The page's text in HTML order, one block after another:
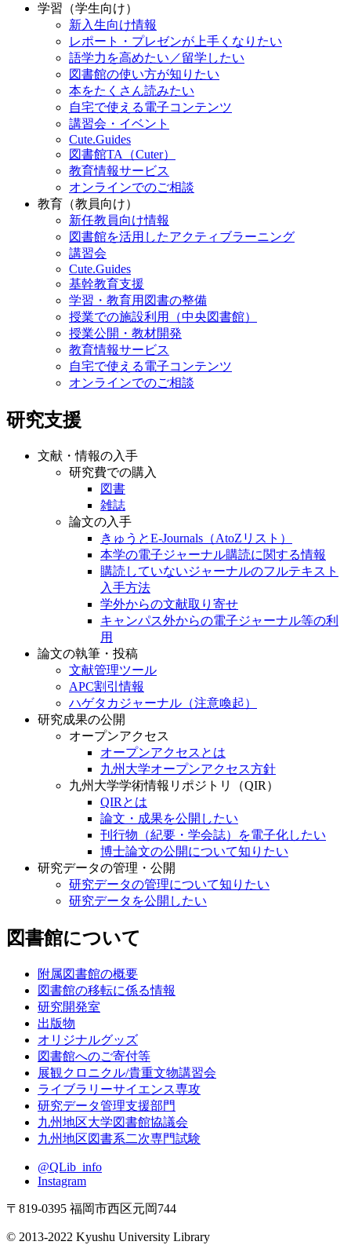
学習（学生向け）
新入生向け情報
レポート・プレゼンが上手くなりたい
語学力を高めたい／留学したい
図書館の使い方が知りたい
本をたくさん読みたい
自宅で使える電子コンテンツ
講習会・イベント
Cute.Guides
図書館TA（Cuter）
教育情報サービス
オンラインでのご相談
教育（教員向け）
新任教員向け情報
図書館を活用したアクティブラーニング
講習会
Cute.Guides
基幹教育支援
学習・教育用図書の整備
授業での施設利用（中央図書館）
授業公開・教材開発
教育情報サービス
自宅で使える電子コンテンツ
オンラインでのご相談
研究支援
文献・情報の入手
研究費での購入
図書
雑誌
論文の入手
きゅうとE-Journals（AtoZリスト）
本学の電子ジャーナル購読に関する情報
購読していないジャーナルのフルテキスト
入手方法
学外からの文献取り寄せ
キャンパス外からの電子ジャーナル等の利
用
論文の執筆・投稿
文献管理ツール
APC割引情報
ハゲタカジャーナル（注意喚起）
研究成果の公開
オープンアクセス
オープンアクセスとは
九州大学オープンアクセス方針
九州大学学術情報リポジトリ（QIR）
QIRとは
論文・成果を公開したい
刊行物（紀要・学会誌）を電子化したい
博士論文の公開について知りたい
研究データの管理・公開
研究データの管理について知りたい
研究データを公開したい
図書館について
附属図書館の概要
図書館の移転に係る情報
研究開発室
出版物
オリジナルグッズ
図書館へのご寄付等
展観クロニクル/貴重文物講習会
ライブラリーサイエンス専攻
研究データ管理支援部門
九州地区大学図書館協議会
九州地区図書系二次専門試験
@QLib_info
Instagram
〒819-0395 福岡市西区元岡744
© 2013-2022 Kyushu University Library